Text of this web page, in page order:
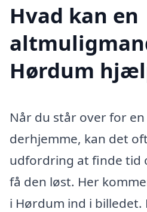
Hvad kan en
Hørdum
Når du står over for
derhjemme, kan det
udfordring at finde tid
få den løst. Her
i Hørdum ind i billedet.